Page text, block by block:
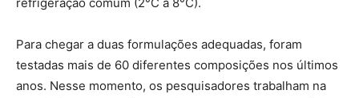
Para chegar a duas formulações adequadas, foram
testadas mais de 60 diferentes composições nos últimos
anos. Nesse momento, os pesquisadores trabalham na